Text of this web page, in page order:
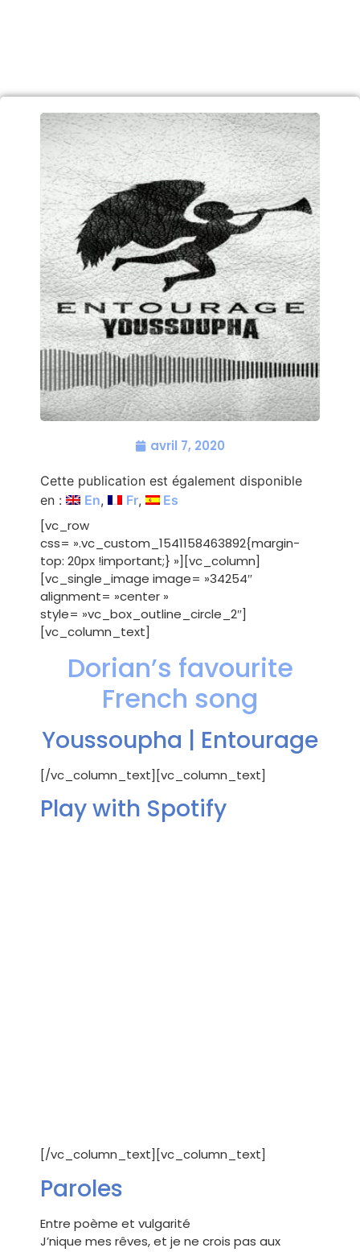
avril 7, 2020
Cette publication est également disponible
en :
En Fr Es
[vc_row
css= ».vc_custom_1541158463892{margin-
top: 20px !important;} »][vc_column]
[vc_single_image image= »34254″
alignment= »center »
style= »vc_box_outline_circle_2″]
[vc_column_text]
Dorian’s favourite
French song
Youssoupha | Entourage
[/vc_column_text][vc_column_text]
Play with Spotify
[/vc_column_text][vc_column_text]
Paroles
Entre poème et vulgarité
J’nique mes rêves, et je ne crois pas aux